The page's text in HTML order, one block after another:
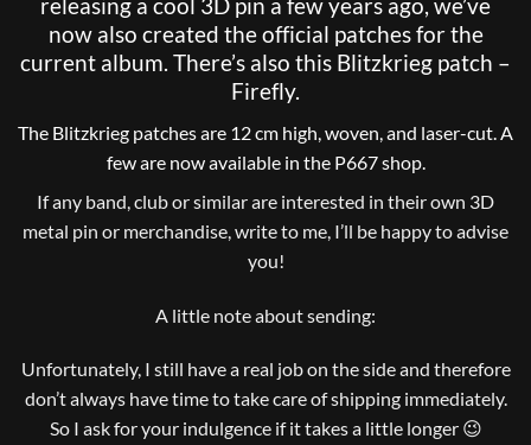
releasing a cool 3D pin a few years ago, we’ve
now also created the official patches for the
current album. There’s also this Blitzkrieg patch –
Firefly.
The Blitzkrieg patches are 12 cm high, woven, and laser-cut. A
few are now available in the P667 shop.
If any band, club or similar are interested in their own 3D
metal pin or merchandise, write to me, I’ll be happy to advise
you!
A little note about sending:
Unfortunately, I still have a real job on the side and therefore
don’t always have time to take care of shipping immediately.
So I ask for your indulgence if it takes a little longer 😉